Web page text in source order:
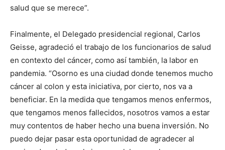
salud que se merece”.
Finalmente, el Delegado presidencial regional, Carlos
Geisse, agradeció el trabajo de los funcionarios de salud
en contexto del cáncer, como así también, la labor en
pandemia. “Osorno es una ciudad donde tenemos mucho
cáncer al colon y esta iniciativa, por cierto, nos va a
beneficiar. En la medida que tengamos menos enfermos,
que tengamos menos fallecidos, nosotros vamos a estar
muy contentos de haber hecho una buena inversión. No
puedo dejar pasar esta oportunidad de agradecer al